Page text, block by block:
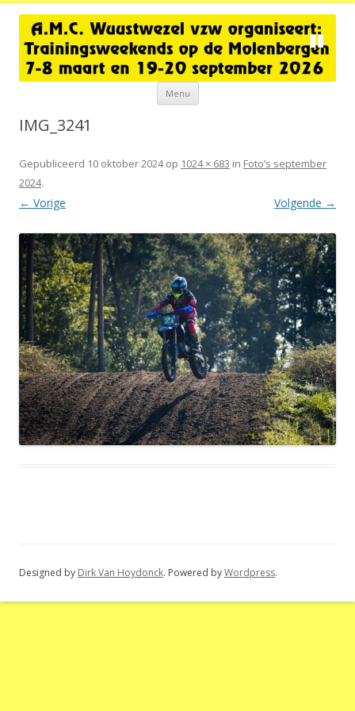
Menu Spring
de
IMG_3241
Gepubliceerd 10 oktober 2024op 1024 × 683 in Foto’s september
2024.
← Vorige Volgende →
Designed by Dirk Van Hoydonck. Powered byWordpress.